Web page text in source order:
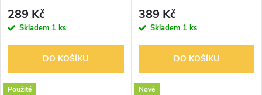
289 Kč
Skladem 1 ks
DO KOŠÍKU
389 Kč
Skladem 1 ks
DO KOŠÍKU
Použité Nové